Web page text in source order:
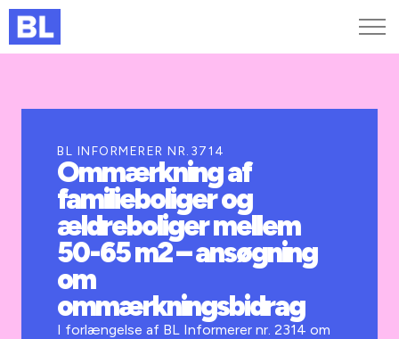
Kurser og arrangementer
Jobportalen
BL INFORMERER NR.3714
Ommærkning af
familieboliger og
ældreboliger mellem
50-65 m2 – ansøgning
om
ommærkningsbidrag
I forlængelse af BL Informerer nr. 2314 om